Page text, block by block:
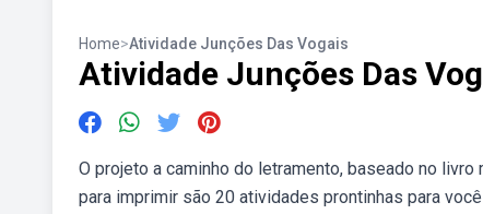
Home>Atividade Junções Das Vogais
Atividade Junções Das
O projeto a caminho do letramento, baseado no
para imprimir são 20 atividades prontinhas para